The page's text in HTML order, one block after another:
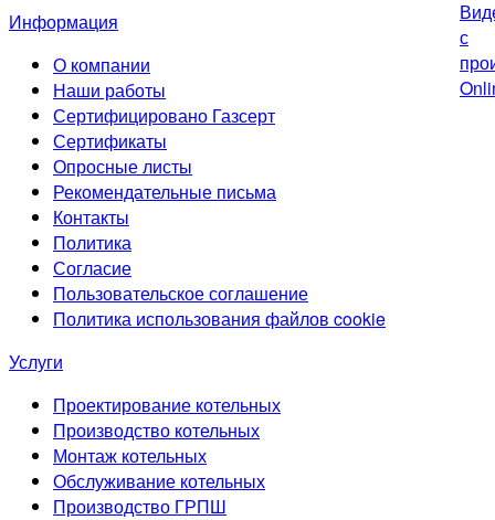
Информация
О компании
Наши работы
Сертифицировано Газсерт
Сертификаты
Опросные листы
Рекомендательные письма
Контакты
Политика
Согласие
Пользовательское соглашение
Политика использования файлов cookie
Услуги
Проектирование котельных
Производство котельных
Монтаж котельных
Обслуживание котельных
Производство ГРПШ